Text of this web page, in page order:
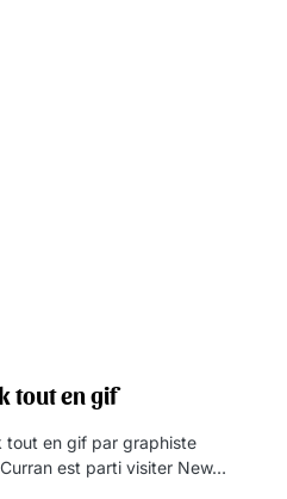
tout en gif
tout en gif par graphiste
est parti visiter New…